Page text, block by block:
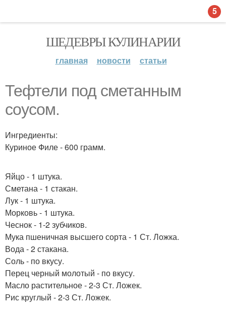
ШЕДЕВРЫ КУЛИНАРИИ
главная новости статьи
Тефтели под сметанным
соусом.
Ингредиенты:
Куриное Филе - 600 грамм.
Яйцо - 1 штука.
Сметана - 1 стакан.
Лук - 1 штука.
Морковь - 1 штука.
Чеснок - 1-2 зубчиков.
Мука пшеничная высшего сорта - 1 Ст. Ложка.
Вода - 2 стакана.
Соль - по вкусу.
Перец черный молотый - по вкусу.
Масло растительное - 2-3 Ст. Ложек.
Рис круглый - 2-3 Ст. Ложек.
5